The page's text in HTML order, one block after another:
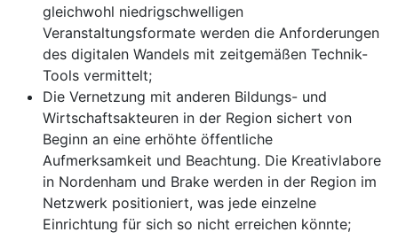
gleichwohl niedrigschwelligen
Veranstaltungsformate werden die Anforderungen
des digitalen Wandels mit zeitgemäßen Technik-
Tools vermittelt;
Die Vernetzung mit anderen Bildungs- und
Wirtschaftsakteuren in der Region sichert von
Beginn an eine erhöhte öffentliche
Aufmerksamkeit und Beachtung. Die Kreativlabore
in Nordenham und Brake werden in der Region im
Netzwerk positioniert, was jede einzelne
Einrichtung für sich so nicht erreichen könnte;